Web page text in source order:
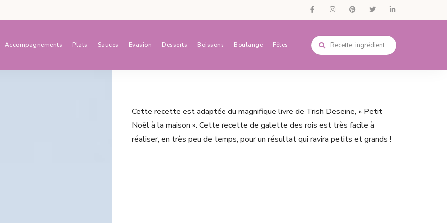
Accompagnements Plats Sauces Evasion Desserts Boissons Boulange Fêtes
Cette recette est adaptée du magnifique livre de Trish Deseine, « Petit
Noël à la maison ». Cette recette de galette des rois est très facile à
réaliser, en très peu de temps, pour un résultat qui ravira petits et grands !